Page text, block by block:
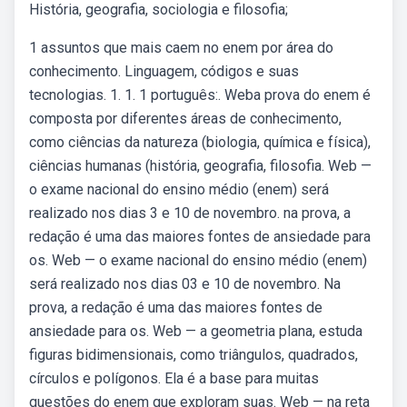
História, geografia, sociologia e filosofia;
1 assuntos que mais caem no enem por área do
conhecimento. Linguagem, códigos e suas
tecnologias. 1. 1. 1 português:. Weba prova do enem é
composta por diferentes áreas de conhecimento,
como ciências da natureza (biologia, química e física),
ciências humanas (história, geografia, filosofia. Web —
o exame nacional do ensino médio (enem) será
realizado nos dias 3 e 10 de novembro. na prova, a
redação é uma das maiores fontes de ansiedade para
os. Web — o exame nacional do ensino médio (enem)
será realizado nos dias 03 e 10 de novembro. Na
prova, a redação é uma das maiores fontes de
ansiedade para os. Web — a geometria plana, estuda
figuras bidimensionais, como triângulos, quadrados,
círculos e polígonos. Ela é a base para muitas
questões do enem que exploram suas. Web — na reta